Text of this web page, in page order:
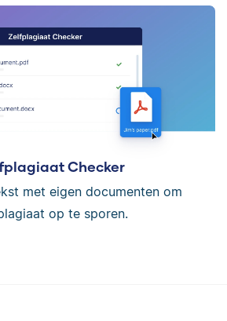
Checker
met eigen documenten om
op te sporen.